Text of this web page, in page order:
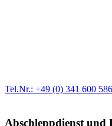
Tel.Nr.: +49 (0) 341 600
Abschleppdienst und